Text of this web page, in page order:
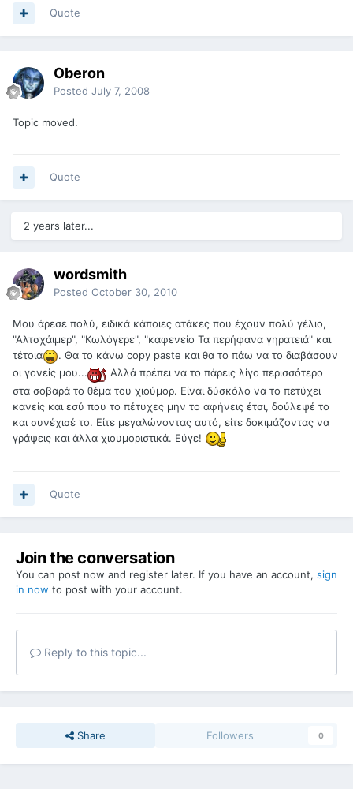
Quote
Oberon
Posted July 7, 2008
Topic moved.
Quote
2 years later...
wordsmith
Posted October 30, 2010
Μου άρεσε πολύ, ειδικά κάποιες ατάκες που έχουν πολύ γέλιο,
"Αλτσχάιμερ", "Κωλόγερε", "καφενείο Τα περήφανα γηρατειά" και
τέτοια
. Θα το κάνω copy paste και θα το πάω να το διαβάσουν
οι γονείς μου...
Αλλά πρέπει να το πάρεις λίγο περισσότερο
στα σοβαρά το θέμα του χιούμορ. Είναι δύσκόλο να το πετύχει
κανείς και εσύ που το πέτυχες μην το αφήνεις έτσι, δούλεψέ το
και συνέχισέ το. Είτε μεγαλώνοντας αυτό, είτε δοκιμάζοντας να
γράψεις και άλλα χιουμοριστικά. Εύγε!
Quote
Join the conversation
You can post now and register later. If you have an account, sign
in now to post with your account.
Reply to this topic...
Share Followers 0